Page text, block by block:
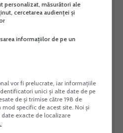
cu exceptia
inginerie, vezi 711
proiectelor pentru
296/2023
personalizat, măsurători ale
cercetarea audienței și
informațiilor de pe un
vor fi prelucrate, iar informațiile
unici și alte date de pe
de și trimise către 198 de
specific de acest site. Noi și
exacte de localizare